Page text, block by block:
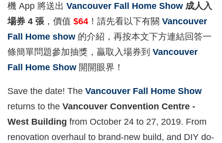
機 App 將送出 Vancouver Fall Home Show 成人入
場券 4 張 ，價值 $64 ！請先看以下有關 Vancouver
Fall Home show 的介紹，再按本文下方連結回答一
條簡單問題參加抽獎，贏取入場券到 Vancouver
Fall Home Show 開開眼界！
Save the date! The Vancouver Fall Home Show
returns to the Vancouver Convention Centre -
West Building from October 24 to 27, 2019. From
renovation overhaul to brand-new build, and DIY do-